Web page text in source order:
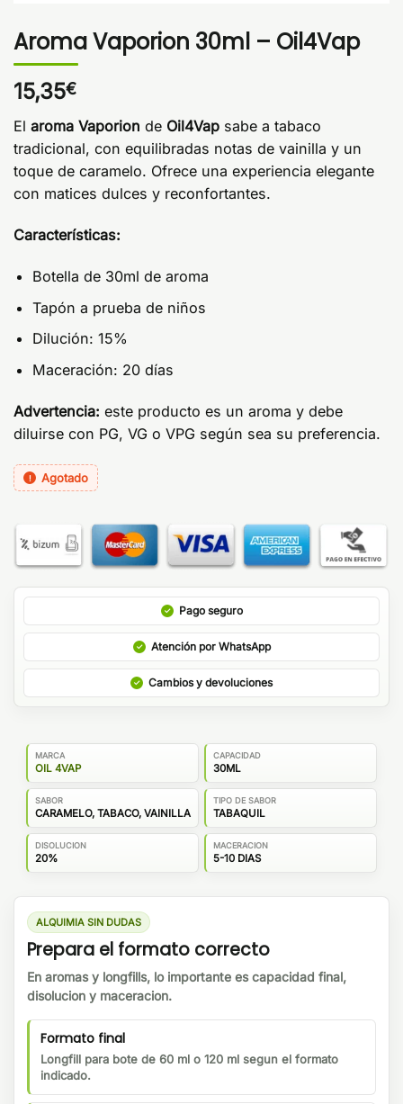
Aroma Vaporion 30ml – Oil4Vap
15,35€
El aroma Vaporion de Oil4Vap sabe a tabaco
tradicional, con equilibradas notas de vainilla y un
toque de caramelo. Ofrece una experiencia elegante
con matices dulces y reconfortantes.
Características:
Botella de 30ml de aroma
Tapón a prueba de niños
Dilución: 15%
Maceración: 20 días
Advertencia: este producto es un aroma y debe
diluirse con PG, VG o VPG según sea su preferencia.
Agotado
Pago seguro
Atención por WhatsApp
Cambios y devoluciones
MARCA
OIL 4VAP
CAPACIDAD
30ML
SABOR
CARAMELO, TABACO, VAINILLA
TIPO DE SABOR
TABAQUIL
DISOLUCION
20%
MACERACION
5-10 DIAS
ALQUIMIA SIN DUDAS
Prepara el formato correcto
En aromas y longfills, lo importante es capacidad final,
disolucion y maceracion.
Formato final
Longfill para bote de 60 ml o 120 ml segun el formato
indicado.